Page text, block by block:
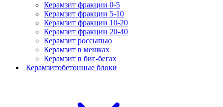
Керамзит фракции 0-5
Керамзит фракции 5-10
Керамзит фракции 10-20
Керамзит фракции 20-40
Керамзит россыпью
Керамзит в мешках
Керамзит в биг-бегах
Керамзитобетонные блоки